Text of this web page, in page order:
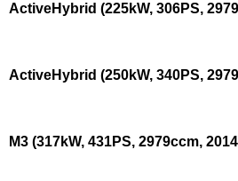
ActiveHybrid (225kW, 306PS,
ActiveHybrid (250kW, 340PS,
M3 (317kW, 431PS, 2979ccm,